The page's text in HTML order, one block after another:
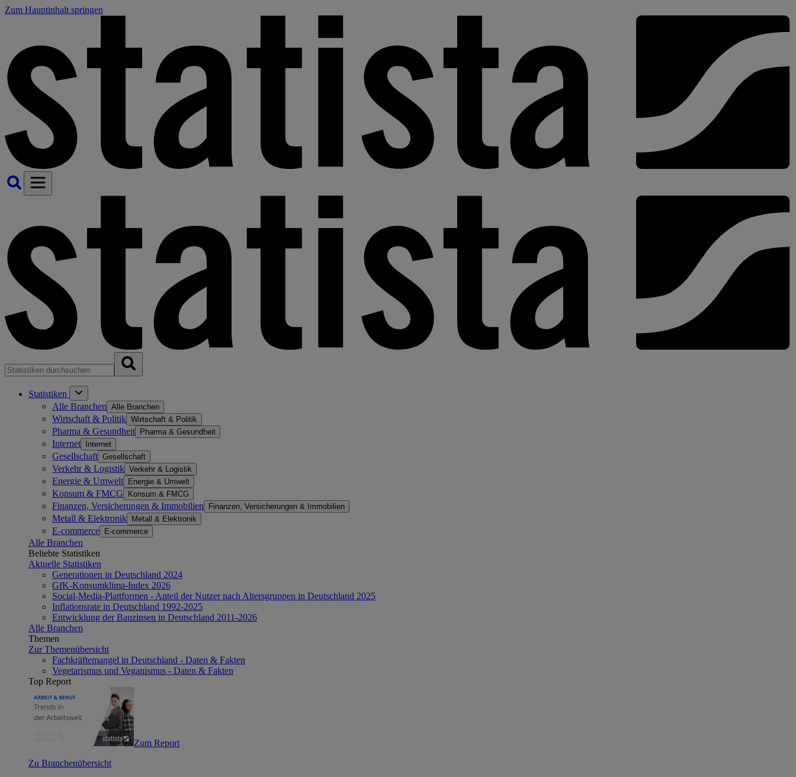
Zum Hauptinhalt springen
Statistiken
Alle Branchen Alle Branchen
Wirtschaft & Politik Wirtschaft & Politik
Pharma & Gesundheit Pharma & Gesundheit
Internet Internet
Gesellschaft Gesellschaft
Verkehr & Logistik Verkehr & Logistik
Energie & Umwelt Energie & Umwelt
Konsum & FMCG Konsum & FMCG
Finanzen, Versicherungen & Immobilien Finanzen, Versicherungen & Immobilien
Metall & Elektronik Metall & Elektronik
E-commerce E-commerce
Alle Branchen
Beliebte Statistiken
Aktuelle Statistiken
Generationen in Deutschland 2024
GfK-Konsumklima-Index 2026
Social-Media-Plattformen - Anteil der Nutzer nach Altersgruppen in Deutschland 2025
Inflationsrate in Deutschland 1992-2025
Entwicklung der Bauzinsen in Deutschland 2011-2026
Alle Branchen
Themen
Zur Themenübersicht
Fachkräftemangel in Deutschland - Daten & Fakten
Vegetarismus und Veganismus - Daten & Fakten
Top Report
Zum Report
Zu Branchenübersicht